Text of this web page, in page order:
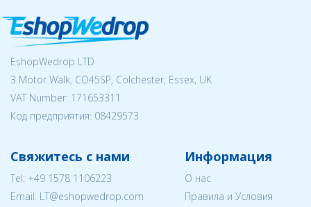
EshopWedrop LTD
3 Motor Walk, CO45SP, Colchester, Essex, UK
VAT Number: 171653311
Код предприятия: 08429573
Свяжитесь с нами
Tel: +49 1578 1106223
Email: LT@eshopwedrop.com
Информация
О нас
Правила и Условия